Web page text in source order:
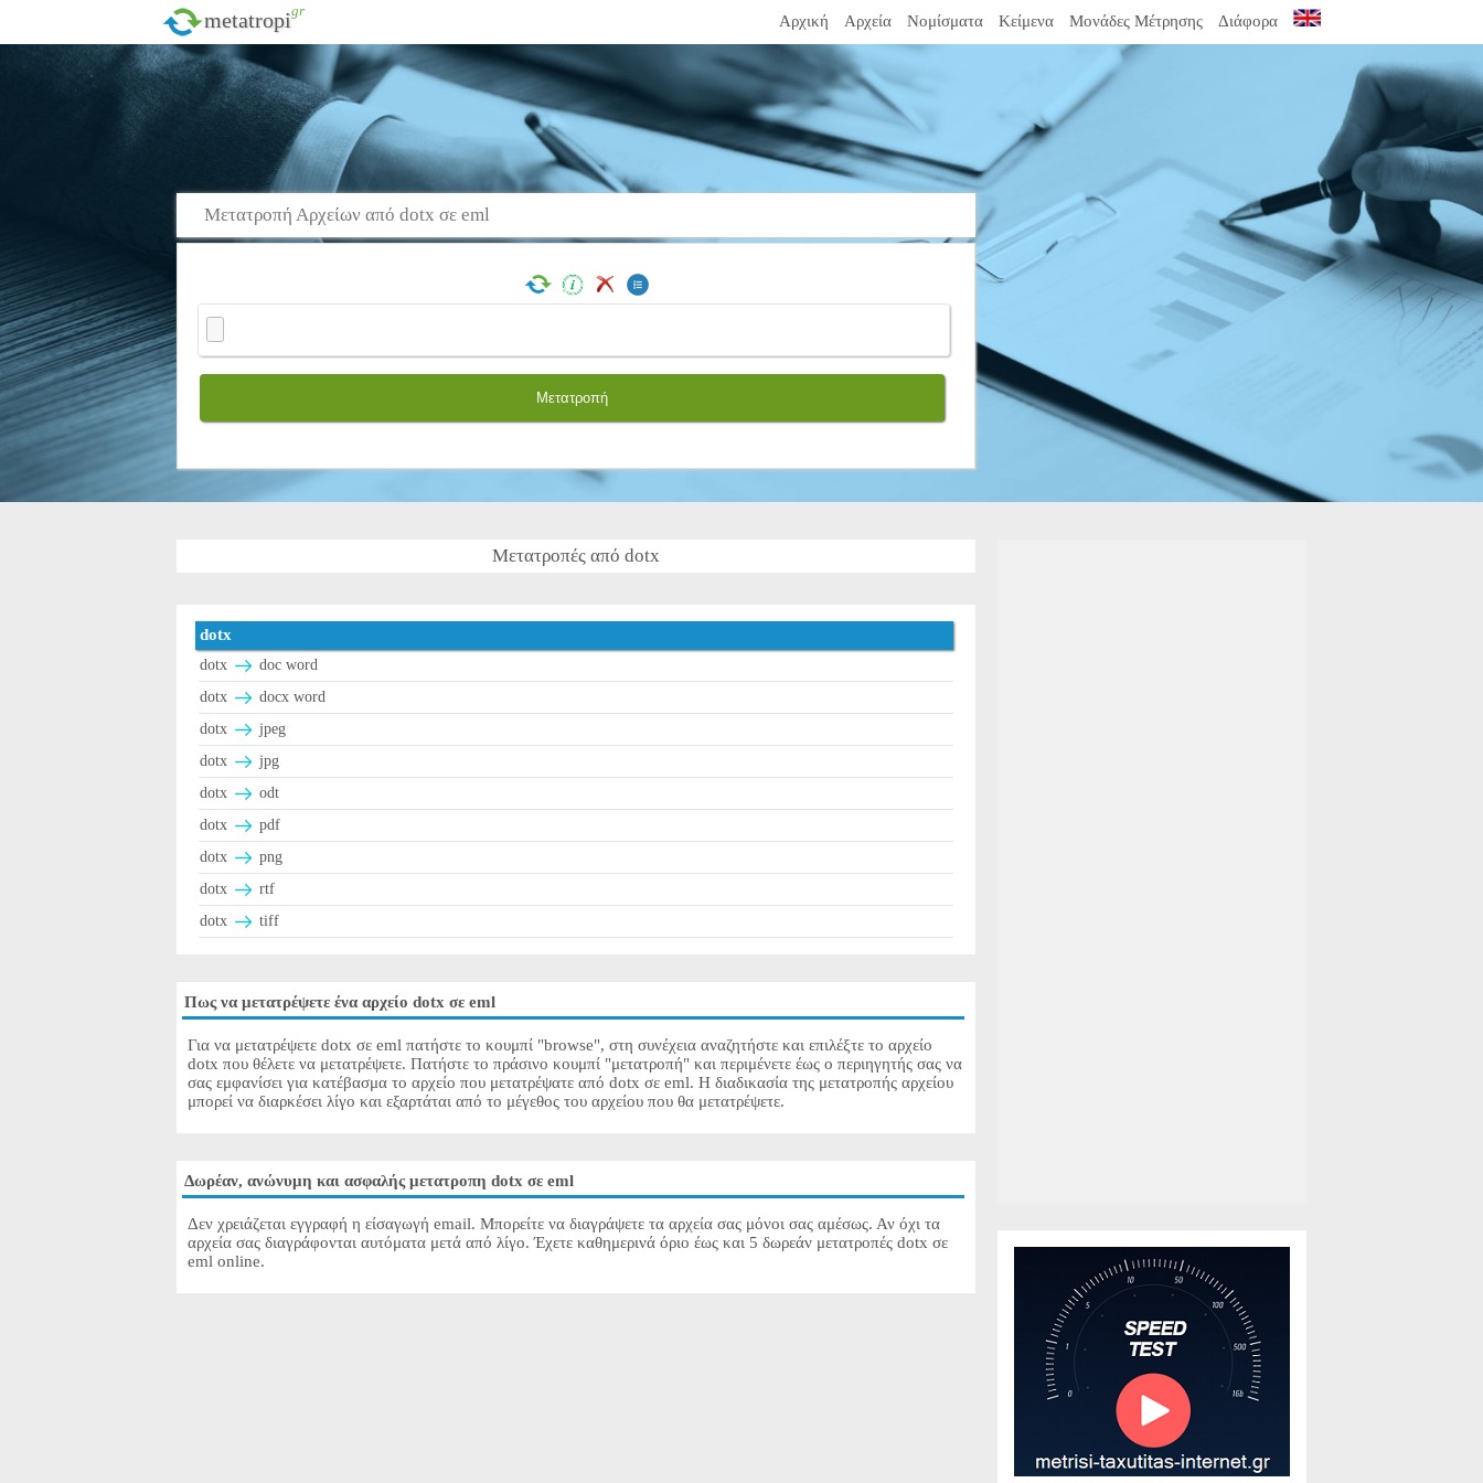
metatropi.gr
Αρχική Αρχεία Νομίσματα Κείμενα Μονάδες Μέτρησης Διάφορα
Μετατροπή Αρχείων από dotx σε eml
Μετατροπή
Μετατροπές από dotx
dotx
dotx
doc word
dotx
docx word
dotx
jpeg
dotx
jpg
dotx
odt
dotx
pdf
dotx
png
dotx
rtf
dotx
tiff
Πως να μετατρέψετε ένα αρχείο dotx σε eml
Για να μετατρέψετε dotx σε eml πατήστε το κουμπί "browse", στη συνέχεια αναζητήστε και επιλέξτε το αρχείο
dotx που θέλετε να μετατρέψετε. Πατήστε το πράσινο κουμπί "μετατροπή" και περιμένετε έως ο περιηγητής σας να
σας εμφανίσει για κατέβασμα το αρχείο που μετατρέψατε από dotx σε eml. Η διαδικασία της μετατροπής αρχείου
μπορεί να διαρκέσει λίγο και εξαρτάται από το μέγεθος του αρχείου που θα μετατρέψετε.
Δωρέαν, ανώνυμη και ασφαλής μετατροπη dotx σε eml
Δεν χρειάζεται εγγραφή η είσαγωγή email. Μπορείτε να διαγράψετε τα αρχεία σας μόνοι σας αμέσως. Αν όχι τα
αρχεία σας διαγράφονται αυτόματα μετά από λίγο. Έχετε καθημερινά όριο έως και 5 δωρεάν μετατροπές dotx σε
eml online.